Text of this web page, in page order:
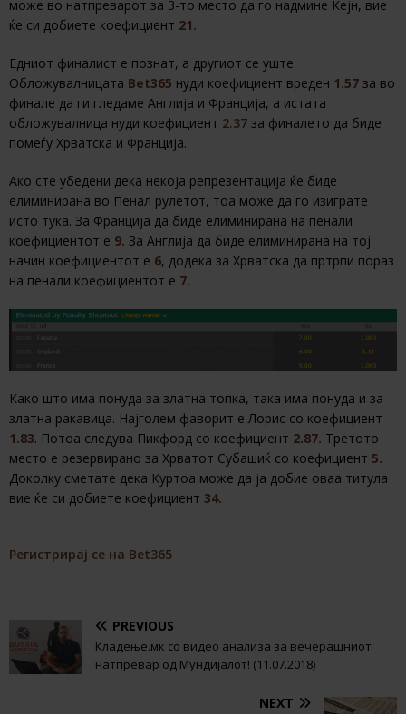
може во натпреварот за 3-то место да го надмине Кејн, вие
ќе си добиете коефициент 21.
Едниот финалист е познат, а другиот се уште.
Обложувалницата Bet365 нуди коефициент вреден 1.57 за во
финале да ги гледаме Англија и Франција, а истата
обложувалница нуди коефициент 2.37 за финалето да биде
помеѓу Хрватска и Франција.
Ако сте убедени дека некоја репрезентација ќе биде
елиминирана во Пенал рулетот, тоа може да го изиграте
исто тука. За Франција да биде елиминирана на пенали
коефициентот е 9. За Англија да биде елиминирана на тој
начин коефициентот е 6, додека за Хрватска да пртрпи пораз
на пенали коефициентот е 7.
Како што има понуда за златна топка, така има понуда и за
златна ракавица. Најголем фаворит е Лорис со коефициент
1.83. Потоа следува Пикфорд со коефициент 2.87. Третото
место е резервирано за Хрватот Субашиќ со коефициент 5.
Доколку сметате дека Куртоа може да ја добие оваа титула
вие ќе си добиете коефициент 34.
Регистрирај се на Bet365
PREVIOUS
Кладење.мк со видео анализа за вечерашниот
натпревар од Мундијалот! (11.07.2018)
NEXT